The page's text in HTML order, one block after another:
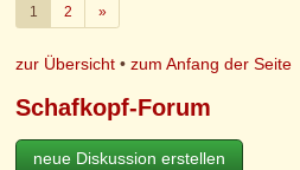
1 2 »Weiter
zur Übersicht •zum Anfang der Seite
Schafkopf-Forum
neue Diskussion erstellen